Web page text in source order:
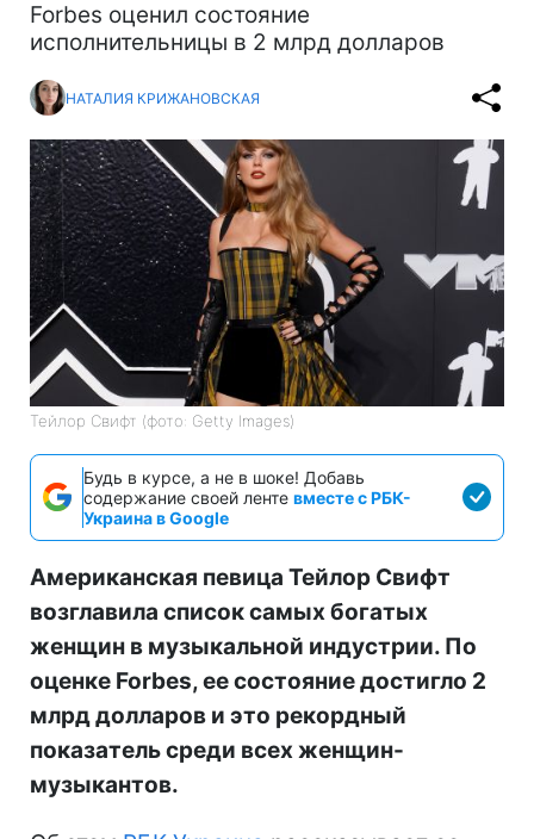
Forbes оценил состояние
исполнительницы в 2 млрд долларов
НАТАЛИЯ КРИЖАНОВСКАЯ
Тейлор Свифт (фото: Getty Images)
Будь в курсе, а не в шоке! Добавь
содержание своей ленте вместе с РБК-
Украина в Google
Американская певица Тейлор Свифт
возглавила список самых богатых
женщин в музыкальной индустрии. По
оценке Forbes, ее состояние достигло 2
млрд долларов и это рекордный
показатель среди всех женщин-
музыкантов.